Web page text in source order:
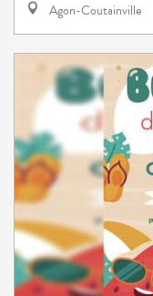
Agon-Coutainville